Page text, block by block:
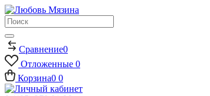
Сравнение0
Отложенные 0
Корзина0 0